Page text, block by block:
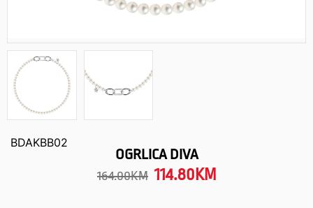
BDAKBB02
OGRLICA DIVA
164.00KM 114.80 KM